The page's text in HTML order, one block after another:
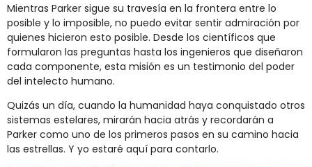
Mientras Parker sigue su travesía en la frontera entre lo
posible y lo imposible, no puedo evitar sentir admiración por
quienes hicieron esto posible. Desde los científicos que
formularon las preguntas hasta los ingenieros que diseñaron
cada componente, esta misión es un testimonio del poder
del intelecto humano.
Quizás un día, cuando la humanidad haya conquistado otros
sistemas estelares, mirarán hacia atrás y recordarán a
Parker como uno de los primeros pasos en su camino hacia
las estrellas. Y yo estaré aquí para contarlo.